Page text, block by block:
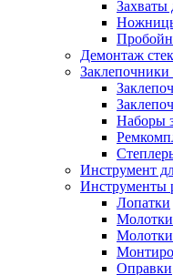
Захваты
Демонтаж
Заклепочники
Наборы
Инструмент
Инструменты
Лопатки
Оправки